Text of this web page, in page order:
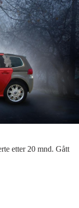
etter 20 mnd. Gått